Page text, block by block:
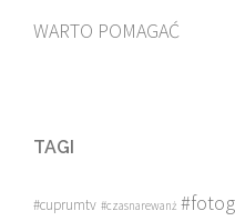
WARTO POMAGAĆ
TAGI
#cuprumtv #czasnarewanż